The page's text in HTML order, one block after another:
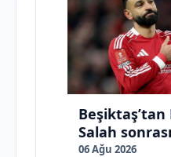
Salah
06 Ağu 2026